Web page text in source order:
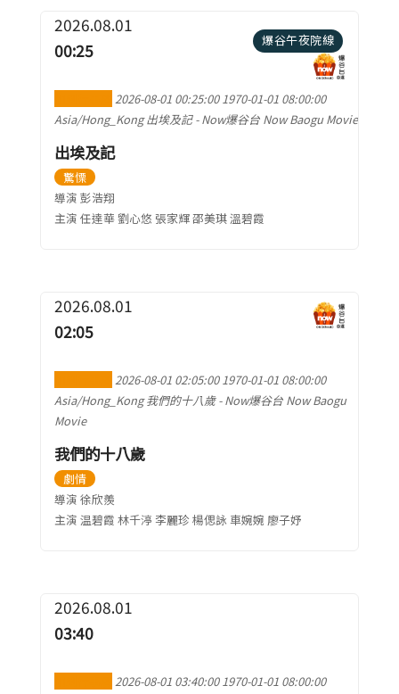
寫實紀錄
歌舞
成人
短片
一般
其他
2026.08.01
00:25
爆谷午夜院線
2026-08-01 00:25:00 1970-01-01 08:00:00
Asia/Hong_Kong 出埃及記 - Now爆谷台 Now Baogu Movie
出埃及記
驚慄
導演 彭浩翔
主演 任達華 劉心悠 張家輝 邵美琪 溫碧霞
2026.08.01
02:05
2026-08-01 02:05:00 1970-01-01 08:00:00
Asia/Hong_Kong 我們的十八歲 - Now爆谷台 Now Baogu
Movie
我們的十八歲
劇情
導演 徐欣羨
主演 温碧霞 林千渟 李麗珍 楊偲詠 車婉婉 廖子妤
2026.08.01
03:40
2026-08-01 03:40:00 1970-01-01 08:00:00